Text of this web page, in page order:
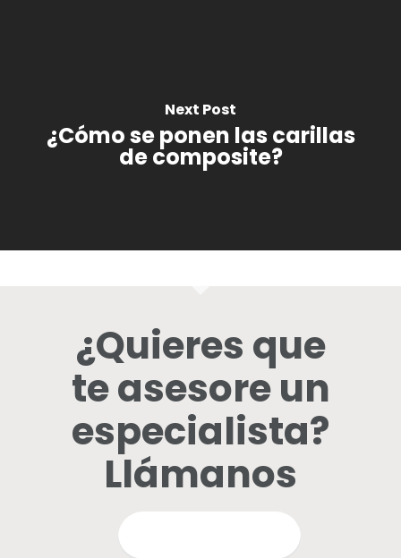
Next Post
¿Cómo se ponen las carillas
de composite?
¿Quieres que
te asesore un
especialista?
Llámanos